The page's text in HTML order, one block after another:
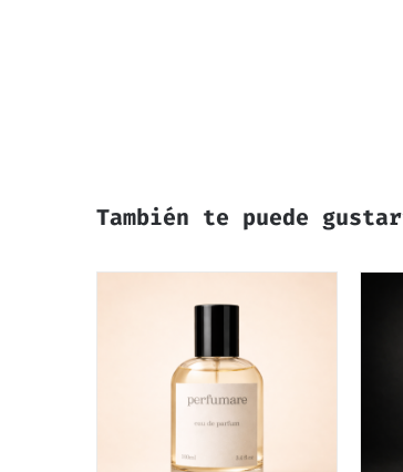
También te puede gustar